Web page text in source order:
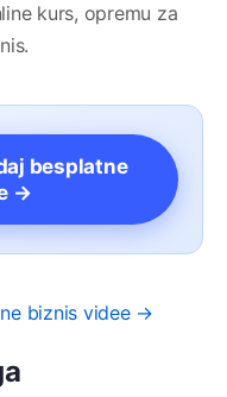
kurs, opremu za
besplatne
→
biznis videe →